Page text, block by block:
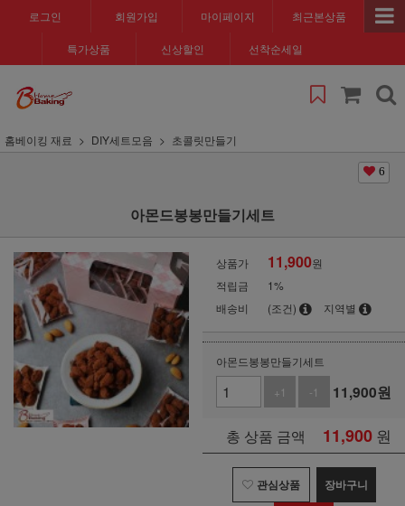
로그인 회원가입 마이페이지 최근본상품
특가상품 신상할인 선착순세일
홈베이킹 재료 DIY세트모음 초콜릿만들기
6
아몬드봉봉만들기세트
상품가 11,900원
적립금
1%
배송비
(조건) 지역별
아몬드봉봉만들기세트
+1
-1 11,900원
총 상품 금액 11,900 원
관심상품 장바구니